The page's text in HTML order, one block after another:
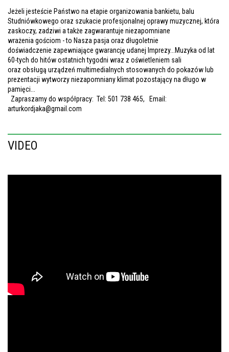
Jeżeli jesteście Państwo na etapie organizowania bankietu, balu
Studniówkowego oraz szukacie profesjonalnej oprawy muzycznej, która
zaskoczy, zadziwi a także zagwarantuje niezapomniane
wrażenia gościom - to Nasza pasja oraz długoletnie
doświadczenie zapewniające gwarancję udanej Imprezy...Muzyka od lat
60-tych do hitów ostatnich tygodni wraz z oświetleniem sali
oraz obsługą urządzeń multimedialnych stosowanych do pokazów lub
prezentacji wytworzy niezapomniany klimat pozostający na długo w
pamięci...
Zapraszamy do współpracy: Tel: 501 738 465, Email:
arturkordjaka@gmail.com
VIDEO